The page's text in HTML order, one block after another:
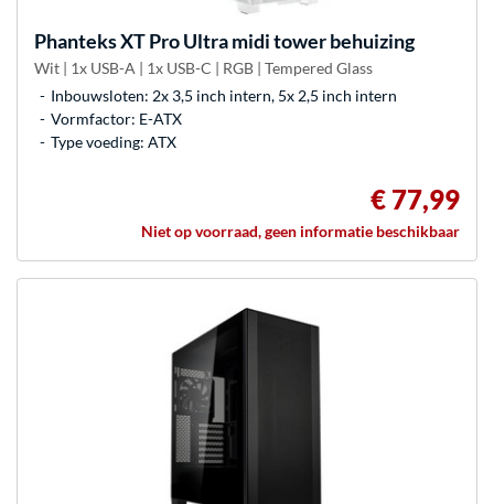
PhanteksXT Pro Ultra midi tower behuizing
Wit | 1x USB-A | 1x USB-C | RGB | Tempered Glass
Inbouwsloten: 2x 3,5 inch intern, 5x 2,5 inch intern
Vormfactor: E-ATX
Type voeding: ATX
€ 77,99
Niet op voorraad, geen informatie beschikbaar